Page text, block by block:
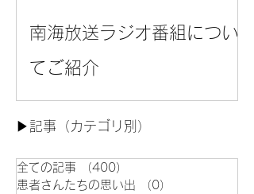
南海放送ラジオ番組につい
てご紹介
▶︎記事（カテゴリ別）
全ての記事 （400）
患者さんたちの思い出
（0）